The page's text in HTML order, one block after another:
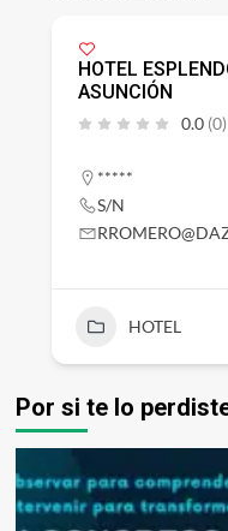
HOTEL
ASUNCIÓN
0.0 (0)
*****
S/N
HOTEL
Por si te lo